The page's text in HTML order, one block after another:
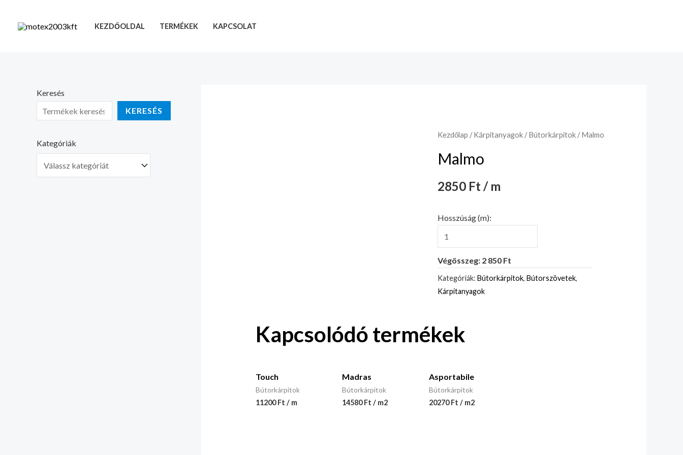
KEZDŐOLDAL TERMÉKEK KAPCSOLAT
Keresés
KERESÉS
Kategóriák
Kezdőlap /Kárpitanyagok/Bútorkárpitok/ Malmo
Malmo
2850 Ft / m
Hosszúság (m):
Végösszeg: 2 850 Ft
Kategóriák: Bútorkárpitok, Bútorszövetek,
Kárpitanyagok
Kapcsolódó termékek
Touch
Bútorkárpitok
11200 Ft / m
Madras
Bútorkárpitok
14580 Ft / m2
Asportabile
Bútorkárpitok
20270 Ft / m2